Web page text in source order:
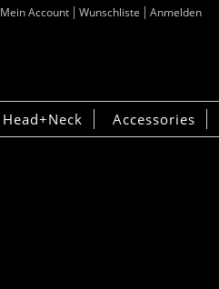
Mein Account Wunschliste Anmelden
Head+Neck Accessories